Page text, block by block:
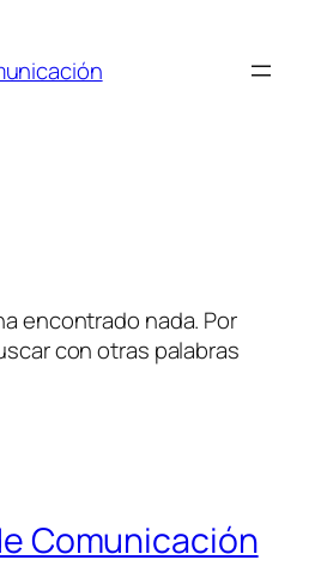
encontrado nada. Por
con otras palabras
Comunicación